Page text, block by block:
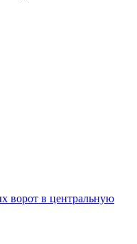
ворот в центральную